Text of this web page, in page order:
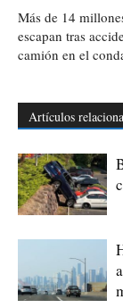
Más de 14
escapan tras
camión en el
Artículos